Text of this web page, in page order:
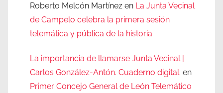
Roberto Melcón Martínez en La Junta Vecinal
de Campelo celebra la primera sesión
telemática y pública de la historia
La importancia de llamarse Junta Vecinal |
Carlos González-Antón. Cuaderno digital. en
Primer Concejo General de León Telemático